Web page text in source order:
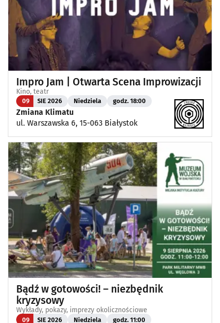
Impro Jam | Otwarta Scena Improwizacji
Kino, teatr
09 SIE 2026 Niedziela godz. 18:00
Zmiana Klimatu
ul. Warszawska 6, 15-063 Białystok
Bądź w gotowości! – niezbędnik
kryzysowy
Wykłady, pokazy, imprezy okolicznościowe
09 SIE 2026 Niedziela godz. 11:00